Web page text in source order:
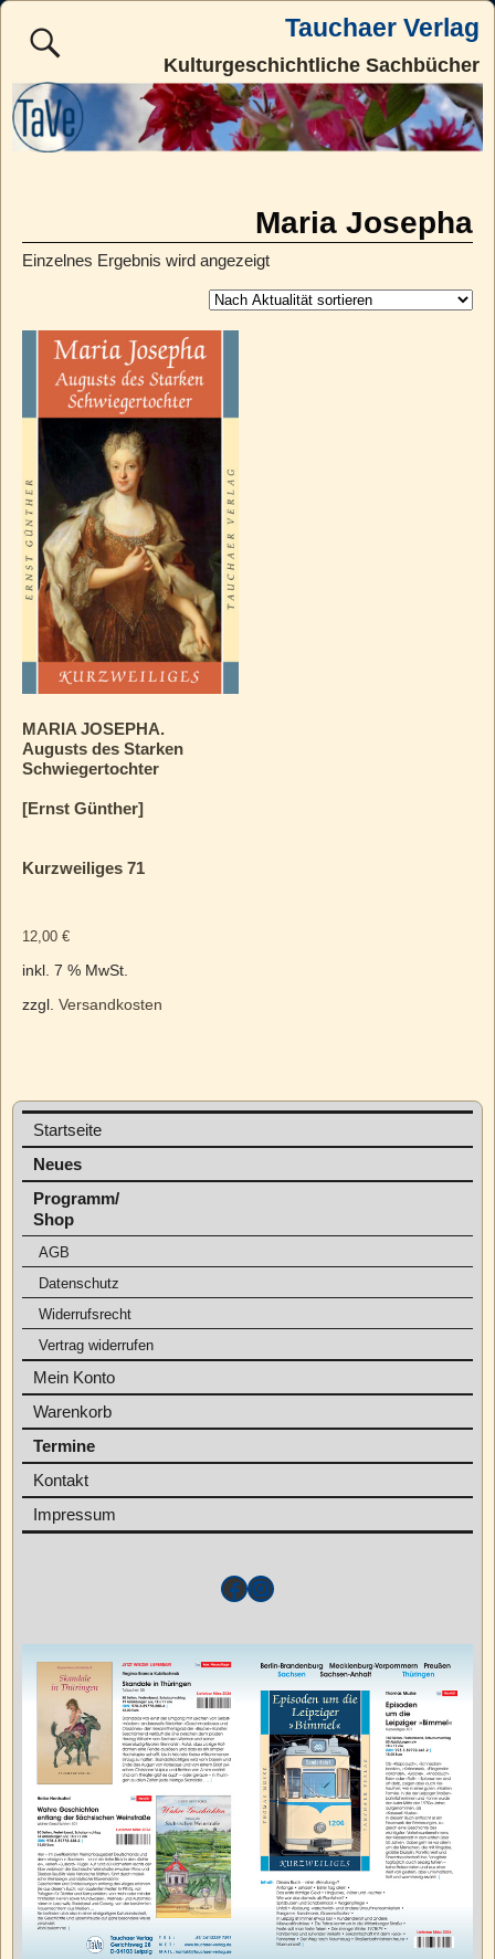
Tauchaer Verlag
Kulturgeschichtliche Sachbücher
Maria Josepha
Einzelnes Ergebnis wird angezeigt
MARIA JOSEPHA.
Augusts des Starken
Schwiegertochter
[Ernst Günther]
Kurzweiliges 71
12,00 €
inkl. 7 % MwSt.
zzgl. Versandkosten
Startseite
Neues
Programm/
Shop
AGB
Datenschutz
Widerrufsrecht
Vertrag widerrufen
Mein Konto
Warenkorb
Termine
Kontakt
Impressum